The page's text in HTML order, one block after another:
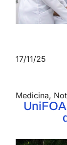
17/11/25
Medicina,